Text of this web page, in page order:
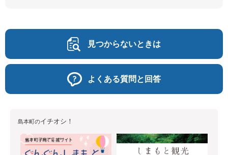
見つからないときは
よくある質問と回答
島本町のイチオシ！